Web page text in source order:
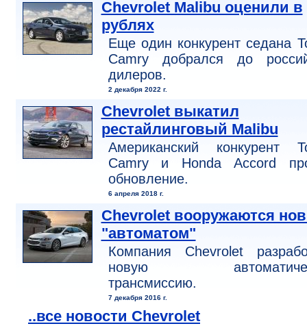
Chevrolet Malibu оценили в
рублях
Еще один конкурент седана
Camry добрался до
дилеров.
2 декабря 2022 г.
Chevrolet выкатил
рестайлинговый Malibu
Американский конкурент
Camry и Honda Accord
обновление.
6 апреля 2018 г.
Chevrolet вооружаются
"автоматом"
Компания Chevrolet
новую
трансмиссию.
7 декабря 2016 г.
..все новости Chevrolet